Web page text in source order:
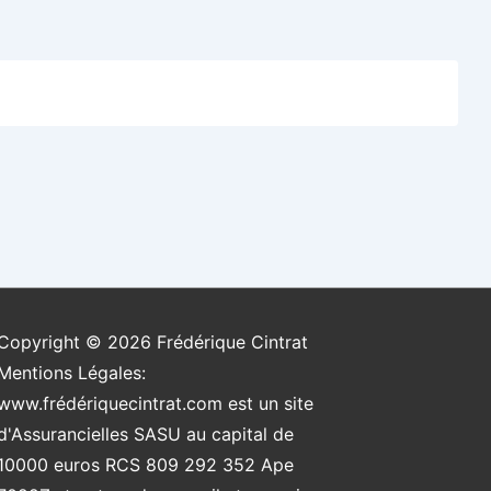
© 2026 Frédérique Cintrat
Légales:
est un site
SASU au capital de
euros RCS 809 292 352 Ape